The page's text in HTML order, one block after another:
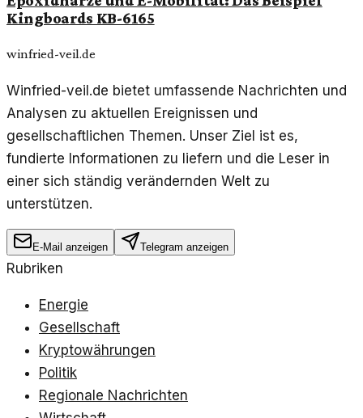
Kingboards KB-6165
winfried-veil.de
Winfried-veil.de bietet umfassende Nachrichten und
Analysen zu aktuellen Ereignissen und
gesellschaftlichen Themen. Unser Ziel ist es,
fundierte Informationen zu liefern und die Leser in
einer sich ständig verändernden Welt zu
unterstützen.
E-Mail anzeigen Telegram anzeigen
Rubriken
Energie
Gesellschaft
Kryptowährungen
Politik
Regionale Nachrichten